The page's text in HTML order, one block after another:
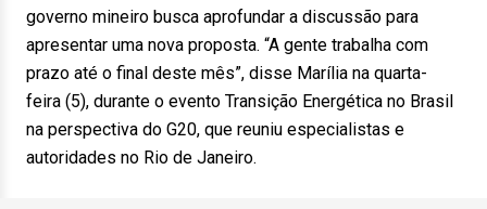
governo mineiro busca aprofundar a discussão para
apresentar uma nova proposta. “A gente trabalha com
prazo até o final deste mês”, disse Marília na quarta-
feira (5), durante o evento Transição Energética no Brasil
na perspectiva do G20, que reuniu especialistas e
autoridades no Rio de Janeiro.